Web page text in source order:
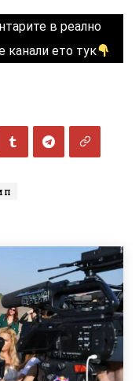
в реално
канали ето тук